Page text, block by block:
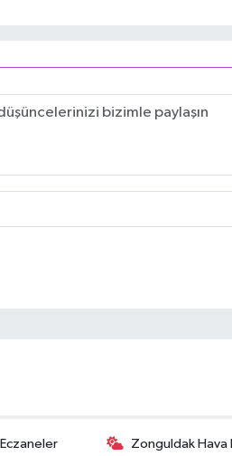
Zonguldak Hava